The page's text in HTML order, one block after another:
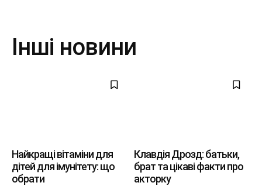
Інші новини
Найкращі вітаміни для
дітей для імунітету: що
обрати
Клавдія Дрозд: батьки,
брат та цікаві факти про
акторку